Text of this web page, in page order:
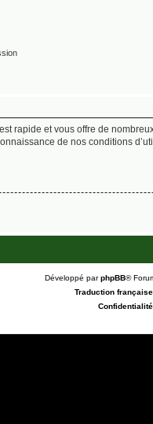
rapide et vous offre de
de nos conditions
Développé parphpBB®
Traduction
Confidentialité